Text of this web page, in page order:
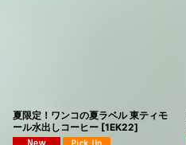
夏限定！ワンコの夏ラベル 東ティモ
ール水出しコーヒー [1EK22]